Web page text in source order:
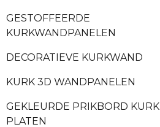
GESTOFFEERDE
KURKWANDPANELEN
DECORATIEVE KURKWAND
KURK 3D WANDPANELEN
GEKLEURDE PRIKBORD KURK
PLATEN